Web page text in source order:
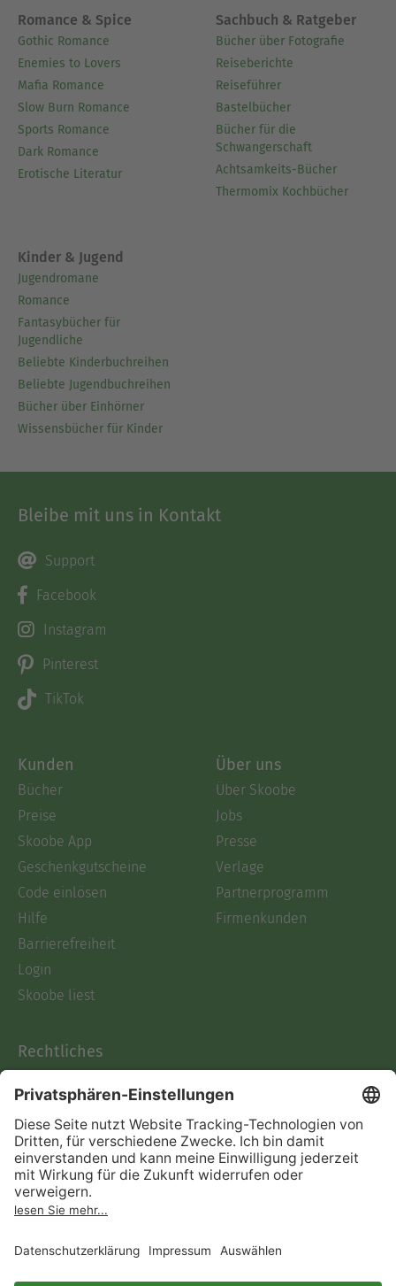
Romance & Spice
Gothic Romance
Enemies to Lovers
Mafia Romance
Slow Burn Romance
Sports Romance
Dark Romance
Erotische Literatur
Sachbuch & Ratgeber
Bücher über Fotografie
Reiseberichte
Reiseführer
Bastelbücher
Bücher für die
Schwangerschaft
Achtsamkeits-Bücher
Thermomix Kochbücher
Kinder & Jugend
Jugendromane
Romance
Fantasybücher für
Jugendliche
Beliebte Kinderbuchreihen
Beliebte Jugendbuchreihen
Bücher über Einhörner
Wissensbücher für Kinder
Bleibe mit uns in Kontakt
Support
Facebook
Instagram
Pinterest
TikTok
Kunden
Bücher
Preise
Skoobe App
Geschenkgutscheine
Code einlösen
Hilfe
Barrierefreiheit
Login
Skoobe liest
Über uns
Über Skoobe
Jobs
Presse
Verlage
Partnerprogramm
Firmenkunden
Rechtliches
AGB
Informationen nach Data
Act
Verträge hier kündigen
Impressum